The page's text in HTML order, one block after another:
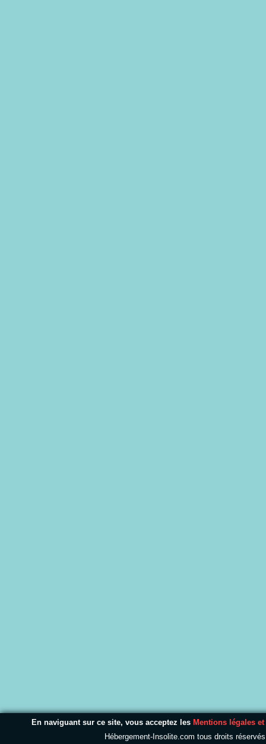
En naviguant sur ce site, vous acceptez les Mentions légales
Hébergement-Insolite.com tous droits